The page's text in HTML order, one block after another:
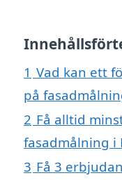
1 Vad kan ett
på
2 Få alltid
fasadmålning i
3 Få 3